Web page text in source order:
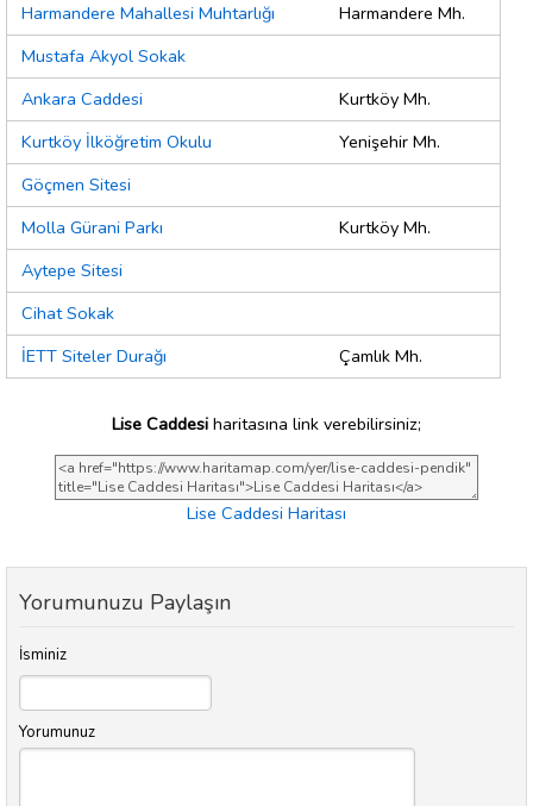
Harmandere Mahallesi Muhtarlığı
Harmandere Mh.
Mustafa Akyol Sokak
Ankara Caddesi
Kurtköy Mh.
Kurtköy İlköğretim Okulu
Yenişehir Mh.
Göçmen Sitesi
Molla Gürani Parkı
Kurtköy Mh.
Aytepe Sitesi
Cihat Sokak
İETT Siteler Durağı
Çamlık Mh.
Lise Caddesi haritasına link verebilirsiniz;
Lise Caddesi Haritası
Yorumunuzu Paylaşın
İsminiz
Yorumunuz